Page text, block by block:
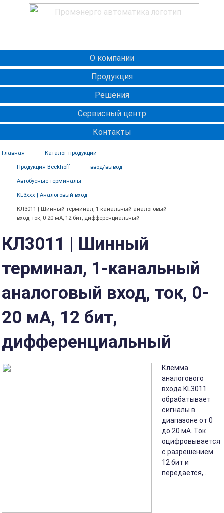
О компании
Продукция
Решения
Сервисный центр
Контакты
Главная Каталог продукции
Продукция Beckhoff ввод/вывод
Автобусные терминалы
KL3xxx | Аналоговый вход
КЛ3011 | Шинный терминал, 1-канальный аналоговый
вход, ток, 0-20 мА, 12 бит, дифференциальный
КЛ3011 | Шинный
терминал, 1-канальный
аналоговый вход, ток, 0-
20 мА, 12 бит,
дифференциальный
Клемма
аналогового
входа KL3011
обрабатывает
сигналы в
диапазоне от 0
до 20 мА. Ток
оцифровывается
с разрешением
12 бит и
передается,...